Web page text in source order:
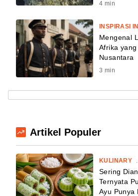
4 min
Mengenal
Afrika
Nusantara
3 min
Artikel Populer
KULINARY .
Sering
Ternyata
Ayu Punya